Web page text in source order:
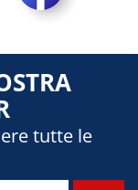
tutte le